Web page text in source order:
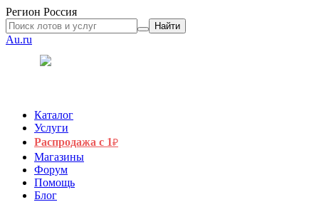
Регион Россия
Найти
Au.ru
Каталог
Услуги
Распродажа с 1₽
Магазины
Форум
Помощь
Блог